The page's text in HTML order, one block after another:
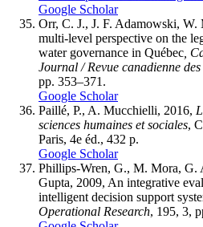
Google Scholar
Orr, C. J., J. F. Adamowski,
multi-level perspective on the
water governance in Québec ,
Journal / Revue canadienne
pp. 353–371.
Google Scholar
Paillé, P., A. Mucchielli, 2016,
sciences humaines et sociales,
Paris, 4e éd., 432 p.
Google Scholar
Phillips-Wren, G., M. Mora, G.
Gupta, 2009, An integrative
intelligent decision support
Operational Research, 195, 3,